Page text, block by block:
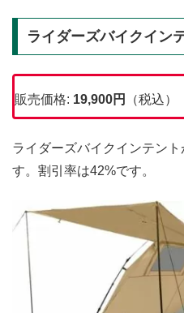
ライダーズバイクイン
販売価格: 19,900円 （税込）
ライダーズバイクインテン
す。割引率は42%です。